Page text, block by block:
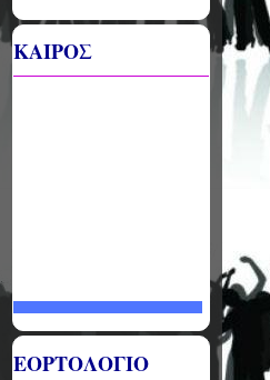
ΚΑΙΡΟΣ
ΕΟΡΤΟΛΟΓΙΟ